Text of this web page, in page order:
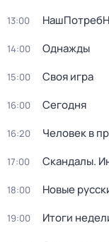
13:00
14:00 Однажды
15:00 Своя игра
16:00 Сегодня
16:20 Человек в
17:00 Скандалы.
18:00 Новые
19:00 Итоги